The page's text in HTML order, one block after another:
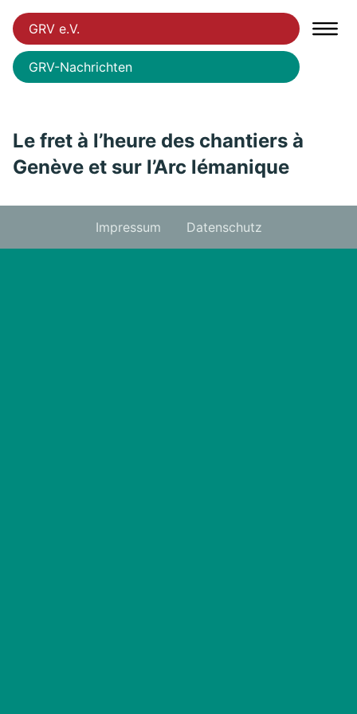
GRV e.V.
GRV-Nachrichten
Le fret à l’heure des chantiers à
Genève et sur l’Arc lémanique
Impressum Datenschutz